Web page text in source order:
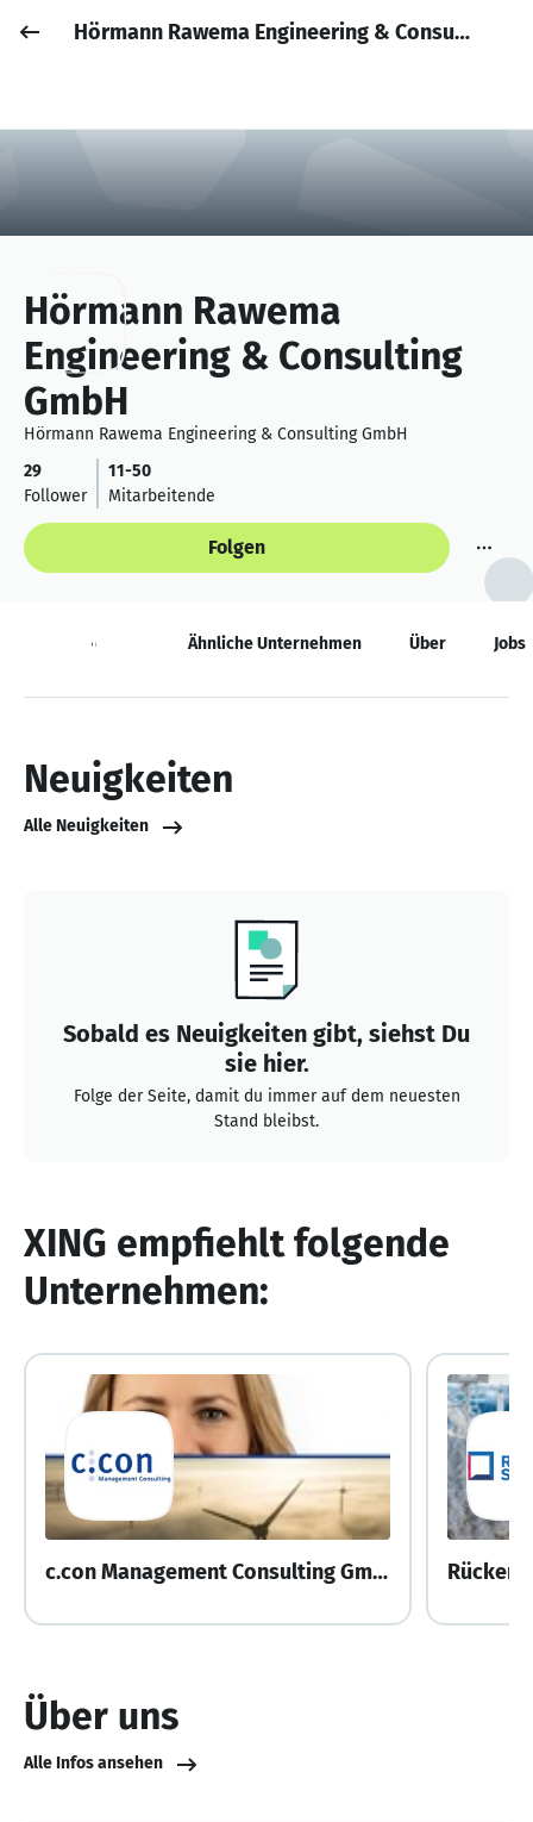
Anmelden
Job posten
Hörmann Rawema Engineering & Consulting GmbH
Hörmann Rawema
Engineering & Consulting
GmbH
Hörmann Rawema Engineering & Consulting GmbH
29
Follower
11-50
Mitarbeitende
Folgen
Neuigkeiten Ähnliche Unternehmen Über Jobs
Neuigkeiten
Alle Neuigkeiten
Sobald es Neuigkeiten gibt, siehst Du
sie hier.
Folge der Seite, damit du immer auf dem neuesten
Stand bleibst.
XING empfiehlt folgende
Unternehmen:
c.con Management Consulting GmbH
Über uns
Alle Infos ansehen